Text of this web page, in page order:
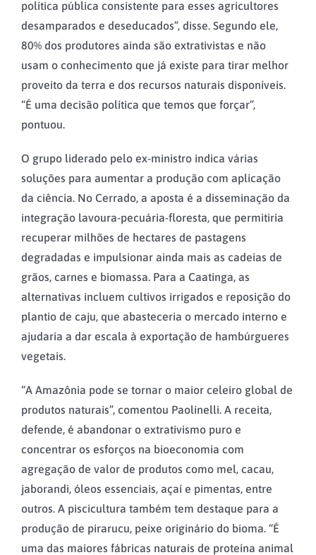
política pública consistente para esses agricultores
desamparados e deseducados”, disse. Segundo ele,
80% dos produtores ainda são extrativistas e não
usam o conhecimento que já existe para tirar melhor
proveito da terra e dos recursos naturais disponíveis.
“É uma decisão política que temos que forçar”,
pontuou.
O grupo liderado pelo ex-ministro indica várias
soluções para aumentar a produção com aplicação
da ciência. No Cerrado, a aposta é a disseminação da
integração lavoura-pecuária-floresta, que permitiria
recuperar milhões de hectares de pastagens
degradadas e impulsionar ainda mais as cadeias de
grãos, carnes e biomassa. Para a Caatinga, as
alternativas incluem cultivos irrigados e reposição do
plantio de caju, que abasteceria o mercado interno e
ajudaria a dar escala à exportação de hambúrgueres
vegetais.
“A Amazônia pode se tornar o maior celeiro global de
produtos naturais”, comentou Paolinelli. A receita,
defende, é abandonar o extrativismo puro e
concentrar os esforços na bioeconomia com
agregação de valor de produtos como mel, cacau,
jaborandi, óleos essenciais, açaí e pimentas, entre
outros. A piscicultura também tem destaque para a
produção de pirarucu, peixe originário do bioma. “É
uma das maiores fábricas naturais de proteína animal